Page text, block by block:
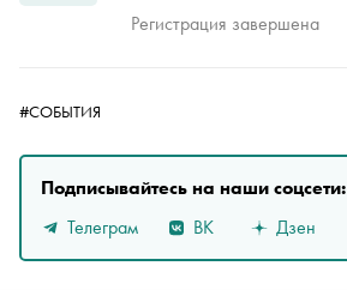
Регистрация завершена
#СОБЫТИЯ
Подписывайтесь на наши соцсети:
Телеграм
ВК Дзен